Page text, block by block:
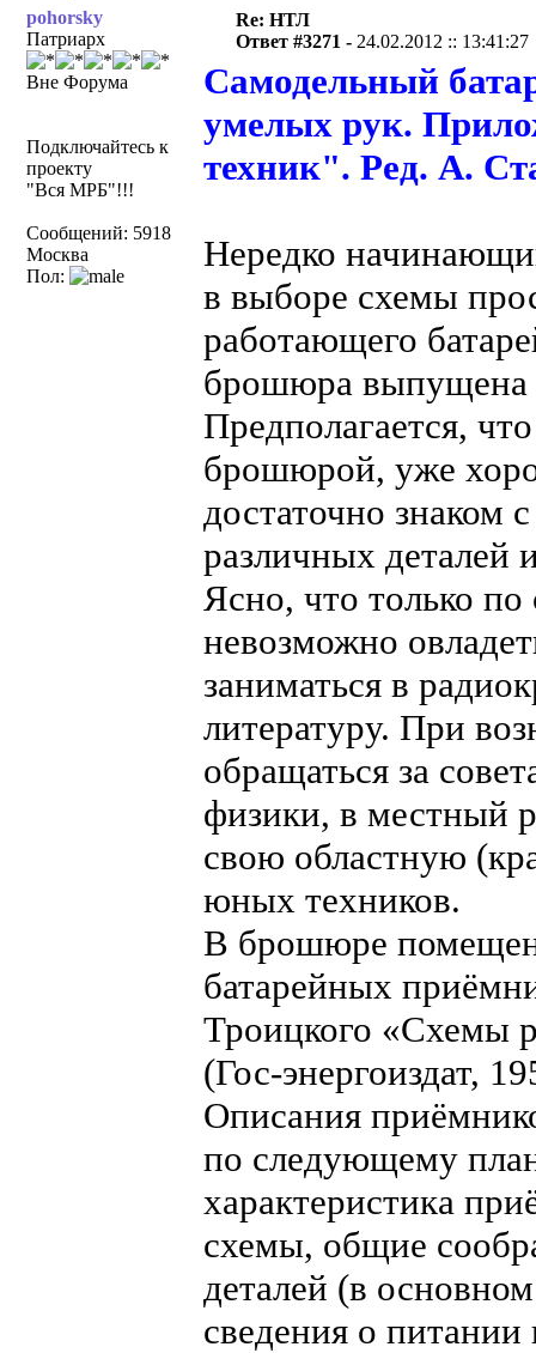
pohorsky
Патриарх
Вне Форума
Подключайтесь к
проекту
"Вся МРБ"!!!
Сообщений: 5918
Москва
Пол:
Re: НТЛ
Ответ #3271 - 24.02.2012 :: 13:41:27
Самодельный
умелых рук.
техник". Ред. А.
Нередко
в выборе схемы
работающего
брошюра выпущена
Предполагается,
брошюрой, уже
достаточно знаком
различных деталей
Ясно, что только
невозможно
заниматься в
литературу. При
обращаться за
физики, в местный
свою областную
юных техников.
В брошюре
батарейных
Троицкого «Схемы
(Гос-энергоиздат,
Описания
по следующему
характеристика
схемы, общие
деталей (в
сведения о